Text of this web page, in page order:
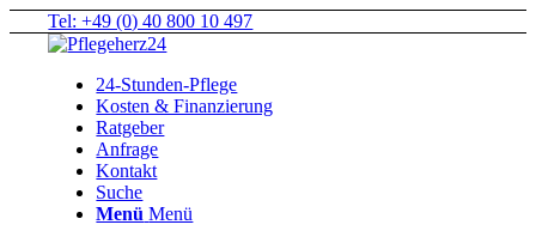
Tel: +49 (0) 40 800 10 497
24-Stunden-Pflege
Kosten & Finanzierung
Ratgeber
Anfrage
Kontakt
Suche
Menü Menü